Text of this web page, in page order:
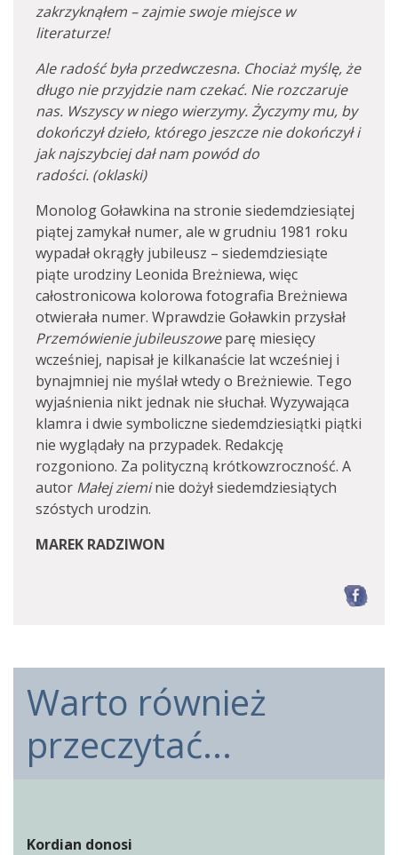
zakrzyknąłem – zajmie swoje miejsce w
literaturze!
Ale radość była przedwczesna. Chociaż myślę, że
długo nie przyjdzie nam czekać. Nie rozczaruje
nas. Wszyscy w niego wierzymy. Życzymy mu, by
dokończył dzieło, którego jeszcze nie dokończył i
jak najszybciej dał nam powód do
radości. (oklaski)
Monolog Goławkina na stronie siedemdziesiątej
piątej zamykał numer, ale w grudniu 1981 roku
wypadał okrągły jubileusz – siedemdziesiąte
piąte urodziny Leonida Breżniewa, więc
całostronicowa kolorowa fotografia Breżniewa
otwierała numer. Wprawdzie Goławkin przysłał
Przemówienie jubileuszoweparę miesięcy
wcześniej, napisał je kilkanaście lat wcześniej i
bynajmniej nie myślał wtedy o Breżniewie. Tego
wyjaśnienia nikt jednak nie słuchał. Wyzywająca
klamra i dwie symboliczne siedemdziesiątki piątki
nie wyglądały na przypadek. Redakcję
rozgoniono. Za polityczną krótkowzroczność. A
autor Małej zieminie dożył siedemdziesiątych
szóstych urodzin.
MAREK RADZIWON
Warto również
przeczytać...
Kordian donosi